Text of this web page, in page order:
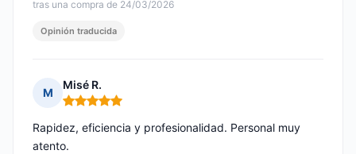
tras una compra de 24/03/2026
Opinión traducida
M
Misé R.
Nota: 5 de 5
Rapidez, eficiencia y profesionalidad. Personal muy
atento.